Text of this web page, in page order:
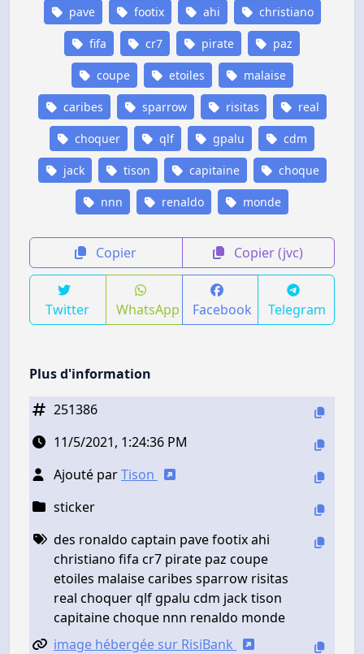
pave footix ahi christiano
fifa cr7 pirate paz
coupe etoiles malaise
caribes sparrow risitas real
choquer qlf gpalu cdm
jack tison capitaine choque
nnn renaldo monde
Copier Copier (jvc)
Twitter WhatsApp Facebook Telegram
Plus d'information
251386
11/5/2021, 1:24:36 PM
Ajouté parTison
sticker
des ronaldo captain pave footix ahi
christiano fifa cr7 pirate paz coupe
etoiles malaise caribes sparrow risitas
real choquer qlf gpalu cdm jack tison
capitaine choque nnn renaldo monde
image hébergée sur RisiBank